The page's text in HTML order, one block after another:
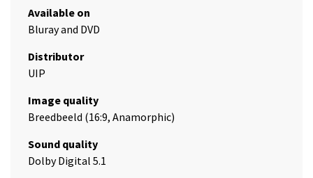
Available on
Bluray and DVD
Distributor
UIP
Image quality
Breedbeeld (16:9, Anamorphic)
Sound quality
Dolby Digital 5.1